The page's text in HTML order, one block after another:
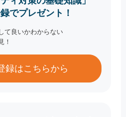
でプレゼント！
て良いかわからない
！
録はこちらから